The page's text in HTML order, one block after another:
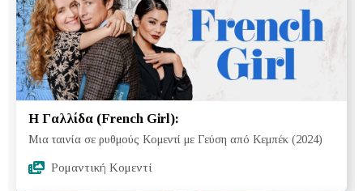
Η Γαλλίδα (French Girl):
Μια ταινία σε ρυθμούς Κομεντί με Γεύση από Κεμπέκ (2024)
Ρομαντική Κομεντί